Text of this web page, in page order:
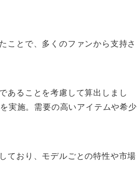
ことで、多くのファンから支持さ
あることを考慮して算出しまし
実施。需要の高いアイテムや希少
ており、モデルごとの特性や市場